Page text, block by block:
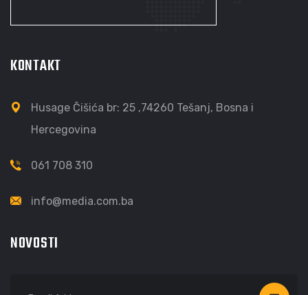
KONTAKT
Husage Čišića br: 25 ,74260 Tešanj, Bosna i
Hercegovina
061 708 310
info@media.com.ba
NOVOSTI